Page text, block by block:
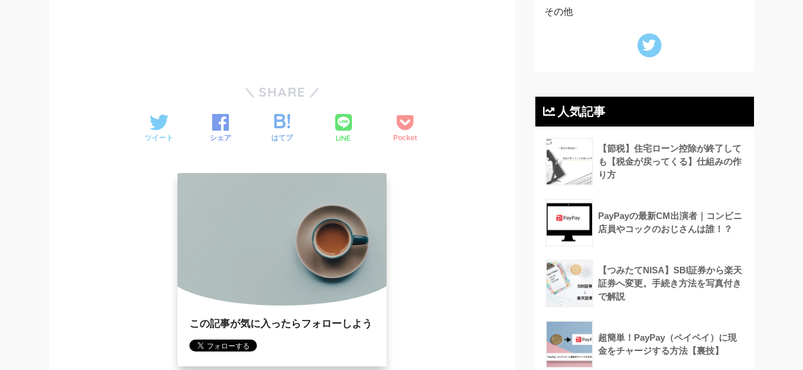
SHARE
ツイート シェア はてブ LINE Pocket
この記事が気に入ったらフォローしよう
その他
人気記事
【節税】住宅ローン控除が終了して
も【税金が戻ってくる】仕組みの作
り方
PayPayの最新CM出演者｜コンビニ
店員やコックのおじさんは誰！？
【つみたてNISA】SBI証券から楽天
証券へ変更。手続き方法を写真付き
で解説
超簡単！PayPay（ペイペイ）に現
金をチャージする方法【裏技】